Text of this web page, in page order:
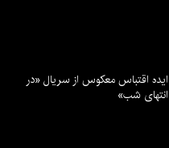
ایده اقتباس معکوس از سریال «در
انتهای شب»